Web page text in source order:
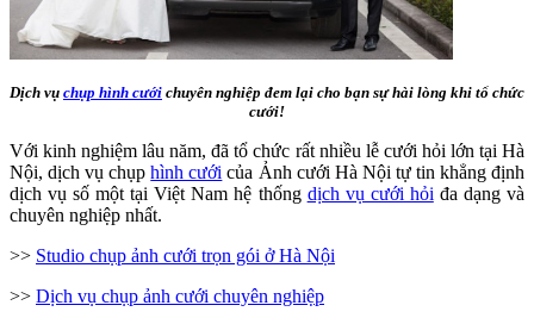
Dịch vụ chụp hình cưới chuyên nghiệp đem lại cho bạn sự hài lòng khi tổ chức
cưới!
Với kinh nghiệm lâu năm, đã tổ chức rất nhiều lễ cưới hỏi lớn tại Hà
Nội, dịch vụ chụphình cưới của Ảnh cưới Hà Nội tự tin khẳng định
dịch vụ số một tại Việt Nam hệ thống dịch vụ cưới hỏi đa dạng và
chuyên nghiệp nhất.
>> Studio chụp ảnh cưới trọn gói ở Hà Nội
>> Dịch vụ chụp ảnh cưới chuyên nghiệp